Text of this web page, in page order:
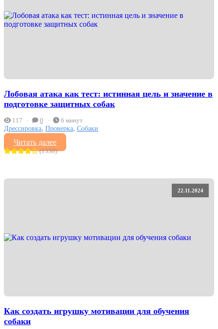
Лобовая атака как тест: истинная цель и значение в
подготовке защитных собак
117 0 6 минут
Дрессировка, Проверка, Собаки
Читать далее
(1338)
22.11.2024
Как создать игрушку мотивации для обучения
собаки